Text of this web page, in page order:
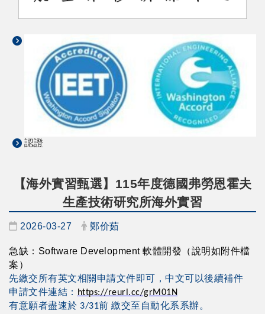
認證
【海外實習甄選】115年度德國弗勞恩霍夫
生產技術研究所海外實習
日期：
2026-03-27 發布者：
鄭价茹
急缺：Software Development 軟體開發（說明如附件檔
案）
先繳交所有英文相關申請文件即可，中文可以後續補件
申請文件連結：
https://reurl.cc/grM01N
有意願者盡速於 3/31前 繳交至自動化系系辦。